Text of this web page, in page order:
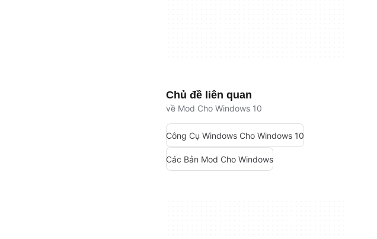
Chủ đề liên quan
về Mod Cho Windows 10
Công Cụ Windows Cho Windows 10
Các Bản Mod Cho Windows